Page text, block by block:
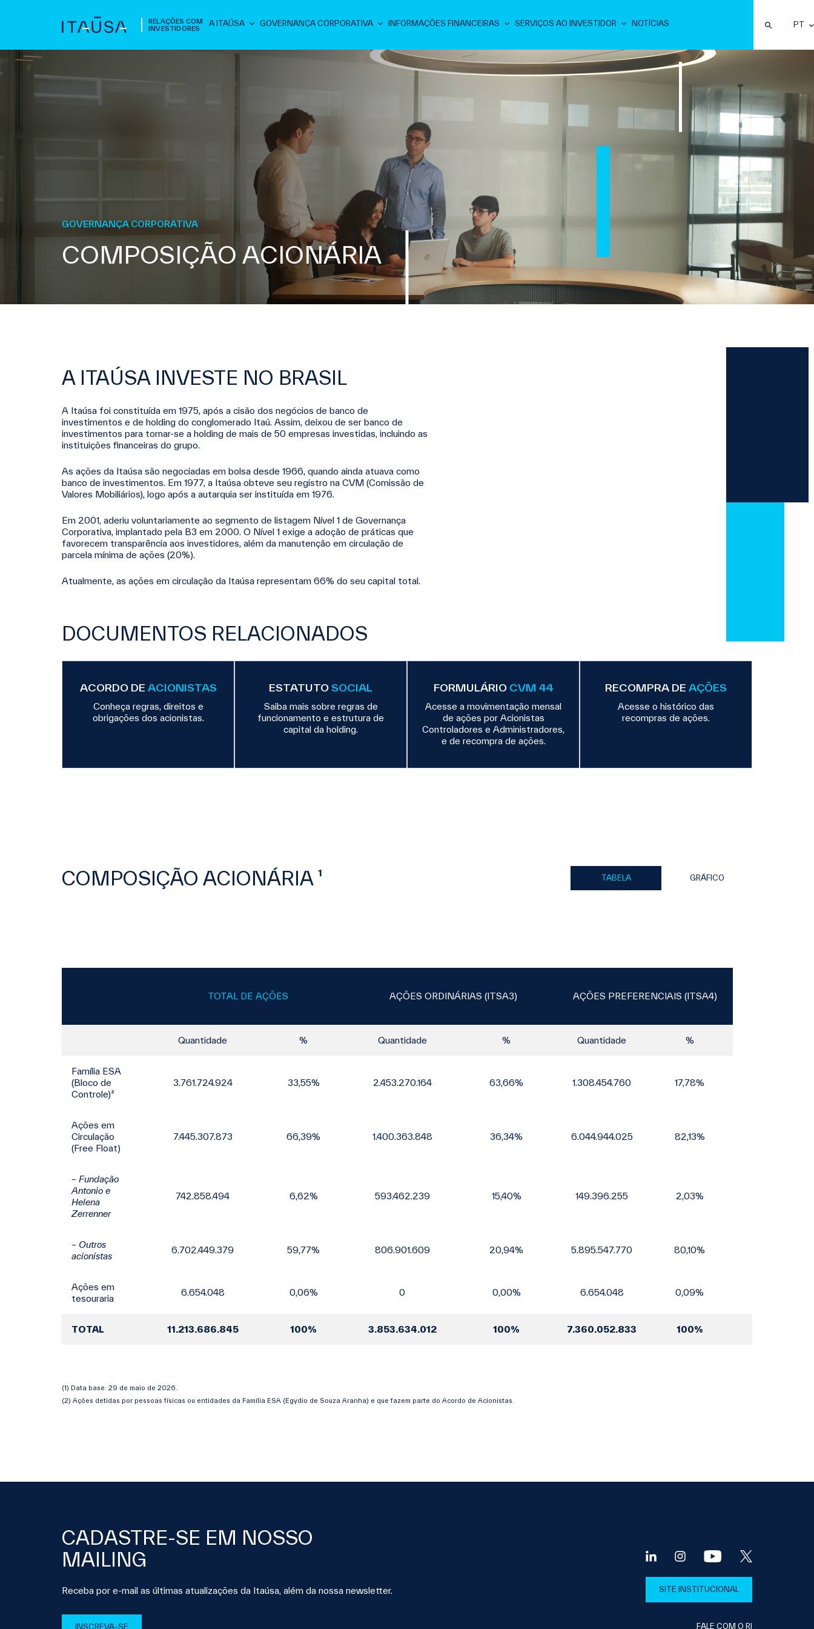
RELAÇÕES COM
INVESTIDORES
A ITAÚSA GOVERNANÇA CORPORATIVA INFORMAÇÕES FINANCEIRAS SERVIÇOS AO INVESTIDOR NOTÍCIAS PT
GOVERNANÇA CORPORATIVA
COMPOSIÇÃO ACIONÁRIA
A ITAÚSA INVESTE NO BRASIL
A Itaúsa foi constituída em 1975, após a cisão dos negócios de banco de
investimentos e de holding do conglomerado Itaú. Assim, deixou de ser banco de
investimentos para tornar-se a holding de mais de 50 empresas investidas, incluindo as
instituições financeiras do grupo.
As ações da Itaúsa são negociadas em bolsa desde 1966, quando ainda atuava como
banco de investimentos. Em 1977, a Itaúsa obteve seu registro na CVM (Comissão de
Valores Mobiliários), logo após a autarquia ser instituída em 1976.
Em 2001, aderiu voluntariamente ao segmento de listagem Nível 1 de Governança
Corporativa, implantado pela B3 em 2000. O Nível 1 exige a adoção de práticas que
favorecem transparência aos investidores, além da manutenção em circulação de
parcela mínima de ações (20%).
Atualmente, as ações em circulação da Itaúsa representam 66% do seu capital total.
DOCUMENTOS RELACIONADOS
ACORDO DE ACIONISTAS
Conheça regras, direitos e
obrigações dos acionistas.
ESTATUTOSOCIAL
Saiba mais sobre regras de
funcionamento e estrutura de
capital da holding.
FORMULÁRIO CVM 44
Acesse a movimentação mensal
de ações por Acionistas
Controladores e Administradores,
e de recompra de ações.
RECOMPRA DE AÇÕES
Acesse o histórico das
recompras de ações.
COMPOSIÇÃO ACIONÁRIA ¹ TABELA GRÁFICO
TOTAL DE AÇÕES AÇÕES ORDINÁRIAS (ITSA3) AÇÕES PREFERENCIAIS (ITSA4)
Quantidade % Quantidade % Quantidade %
Família ESA
(Bloco de
Controle)²
3.761.724.924 33,55% 2.453.270.164 63,66% 1.308.454.760 17,78%
Ações em
Circulação
(Free Float)
7.445.307.873 66,39% 1.400.363.848 36,34% 6.044.944.025 82,13%
– Fundação
Antonio e
Helena
Zerrenner
742.858.494 6,62% 593.462.239 15,40% 149.396.255 2,03%
– Outros
acionistas
6.702.449.379 59,77% 806.901.609 20,94% 5.895.547.770 80,10%
Ações em
tesouraria
6.654.048 0,06% 0 0,00% 6.654.048 0,09%
TOTAL 11.213.686.845 100% 3.853.634.012 100% 7.360.052.833 100%
(1) Data base: 29 de maio de 2026.
(2) Ações detidas por pessoas físicas ou entidades da Família ESA (Egydio de Souza Aranha) e que fazem parte do Acordo de Acionistas.
CADASTRE-SE EM NOSSO
MAILING
Receba por e-mail as últimas atualizações da Itaúsa, além da nossa newsletter.
INSCREVA-SE
SITE INSTITUCIONAL
FALE COM O RI